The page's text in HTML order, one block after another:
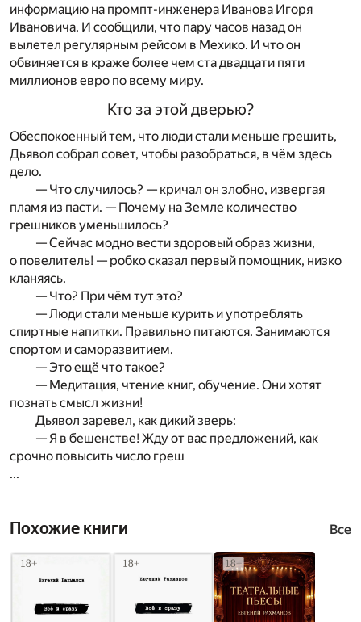
информацию на промпт-инженера Иванова Игоря
Ивановича. И сообщили, что пару часов назад он
вылетел регулярным рейсом в Мехико. И что он
обвиняется в краже более чем ста двадцати пяти
миллионов евро по всему миру.
Кто за этой дверью?
Обеспокоенный тем, что люди стали меньше грешить,
Дьявол собрал совет, чтобы разобраться, в чём здесь
дело.
— Что случилось? — кричал он злобно, извергая
пламя из пасти. — Почему на Земле количество
грешников уменьшилось?
— Сейчас модно вести здоровый образ жизни,
о повелитель! — робко сказал первый помощник, низко
кланяясь.
— Что? При чём тут это?
— Люди стали меньше курить и употреблять
спиртные напитки. Правильно питаются. Занимаются
спортом и саморазвитием.
— Это ещё что такое?
— Медитация, чтение книг, обучение. Они хотят
познать смысл жизни!
Дьявол заревел, как дикий зверь:
— Я в бешенстве! Жду от вас предложений, как
срочно повысить число греш
...
Похожие книги Все